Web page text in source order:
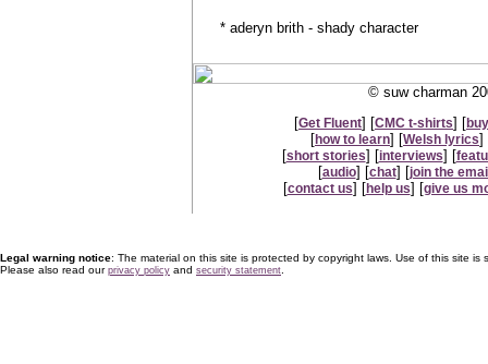
* aderyn brith - shady character
© suw charman
[Get Fluent] [CMC t-shirts] [
[how to learn] [Welsh lyrics]
[short stories] [interviews] [
[audio] [chat] [join the
[contact us] [help us] [give us
Legal warning notice: The material on this site is protected by copyright laws. Use of this site is
Please also read our privacy policy and security statement